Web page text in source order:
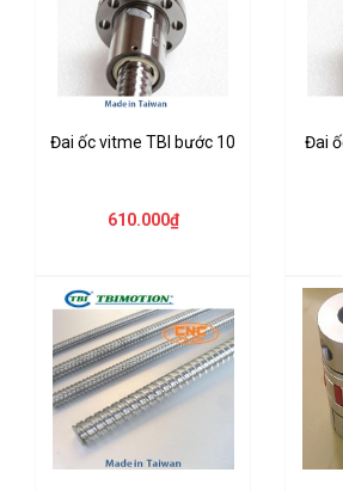
Đai ốc vitme TBI bước 10
610.000₫
Đai